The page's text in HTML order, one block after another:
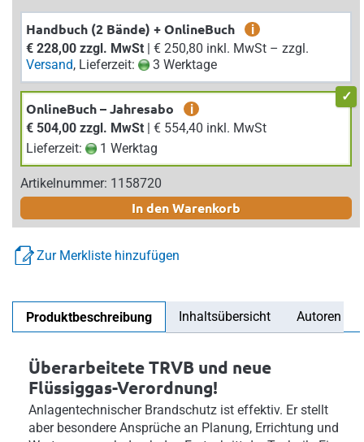
Handbuch (2 Bände) + OnlineBuch
i
€ 228,00 zzgl. MwSt
| € 250,80 inkl. MwSt – zzgl.
Versand, Lieferzeit: 3 Werktage
OnlineBuch – Jahresabo
i
€ 504,00 zzgl. MwSt
| € 554,40 inkl. MwSt
Lieferzeit:
1 Werktag
Artikelnummer: 1158720
In den Warenkorb
Zur Merkliste hinzufügen
Produktbeschreibung Inhaltsübersicht Autoren
Überarbeitete TRVB und neue
Flüssiggas-Verordnung!
Anlagentechnischer Brandschutz ist effektiv. Er stellt
aber besondere Ansprüche an Planung, Errichtung und